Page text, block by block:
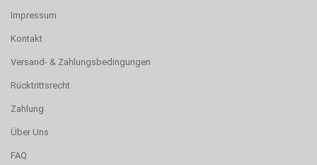
Impressum
Kontakt
Versand- & Zahlungsbedingungen
Rücktrittsrecht
Zahlung
Über Uns
FAQ